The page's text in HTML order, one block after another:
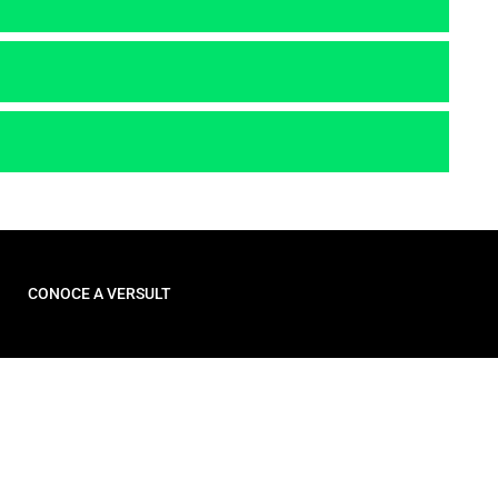
CONOCE A VERSULT